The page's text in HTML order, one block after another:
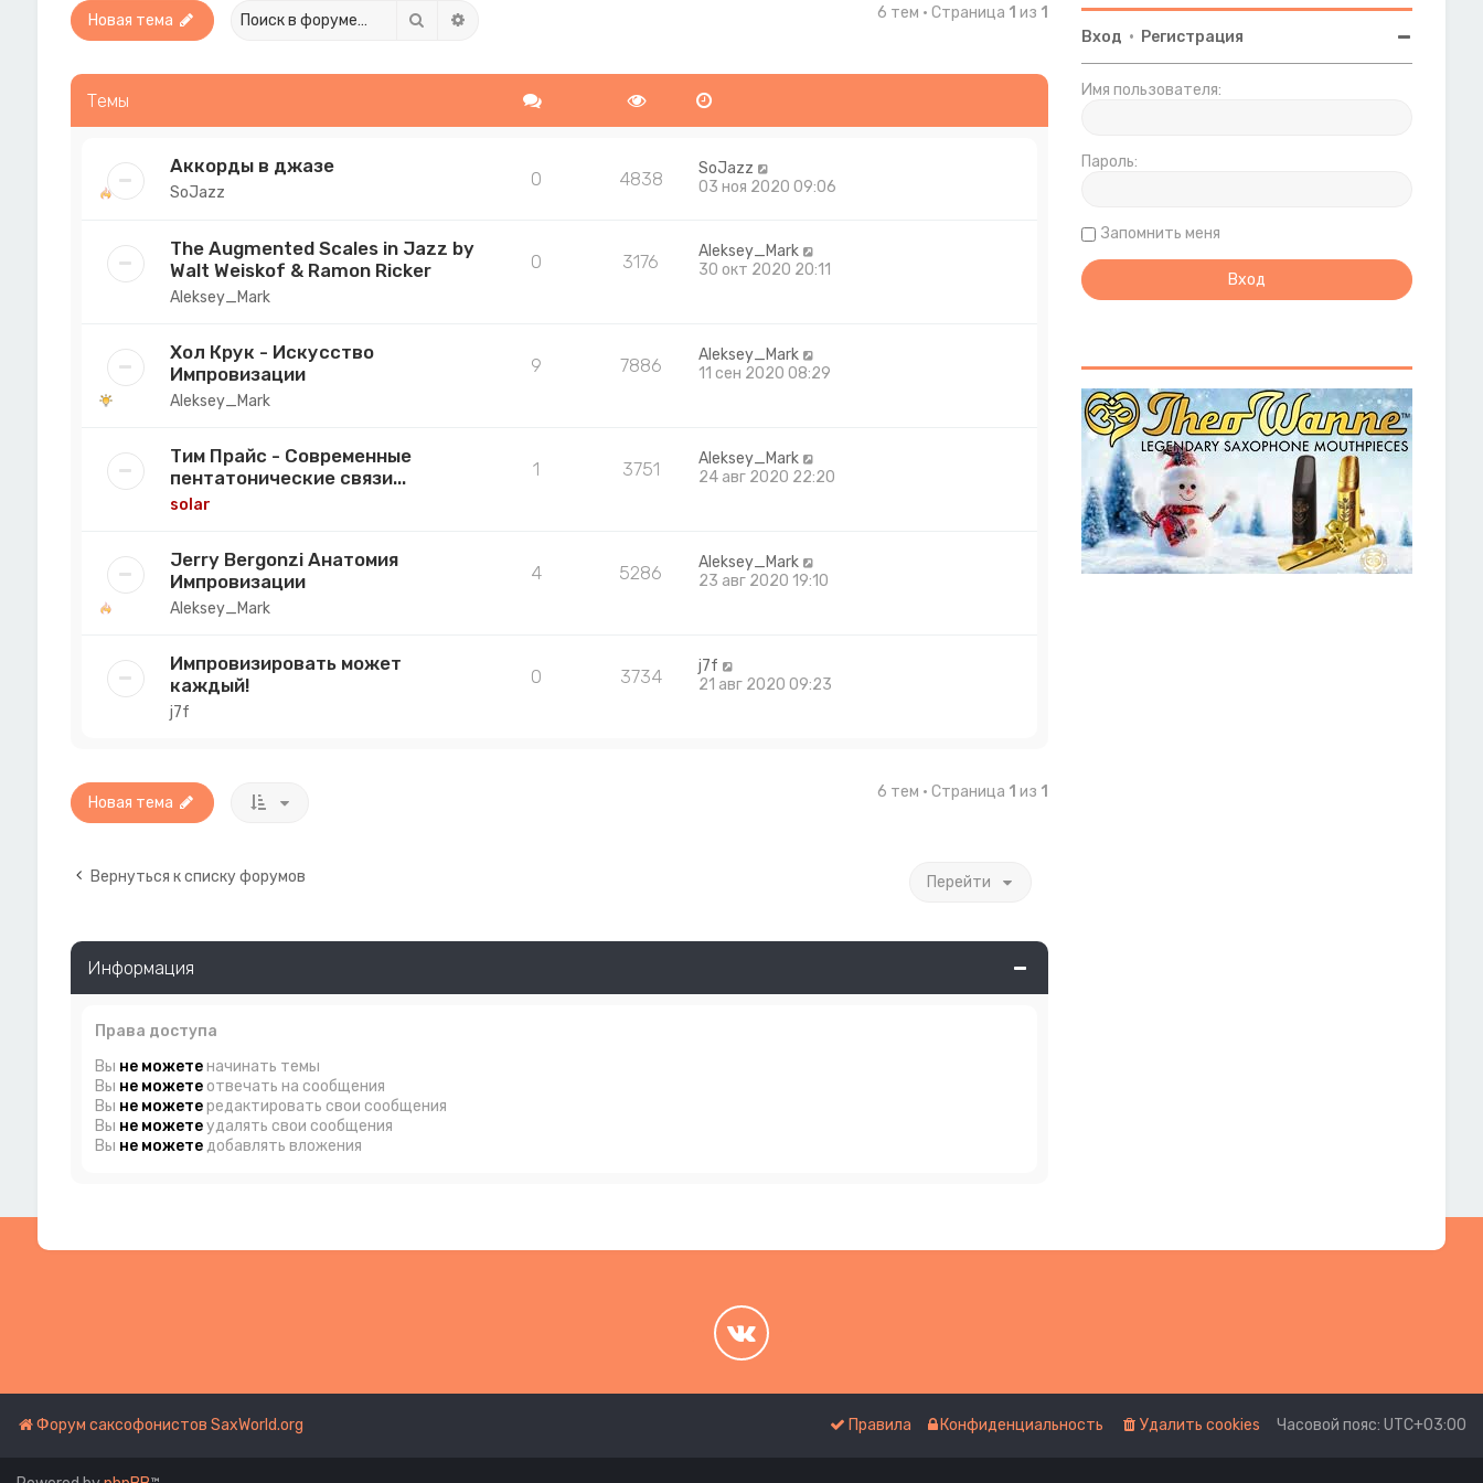
Новая тема Поиск 6 тем • Страница 1 из 1
Темы
Аккорды в джазе
SoJazz
0 4838
SoJazz
03 ноя 2020 09:06
The Augmented Scales in Jazz by
Walt Weiskof & Ramon Ricker
Aleksey_Mark
0 3176
Aleksey_Mark
30 окт 2020 20:11
Хол Крук - Искусство
Импровизации
Aleksey_Mark
9 7886
Aleksey_Mark
11 сен 2020 08:29
Тим Прайс - Современные
пентатонические связи...
solar
1 3751
Aleksey_Mark
24 авг 2020 22:20
Jerry Bergonzi Анатомия
Импровизации
Aleksey_Mark
4 5286
Aleksey_Mark
23 авг 2020 19:10
Импровизировать может
каждый!
j7f
0 3734
j7f
21 авг 2020 09:23
Новая тема
6 тем • Страница 1 из 1
Вернуться к списку форумов Перейти
Информация
Права доступа
Вы не можетеначинать темы
Вы не можетеотвечать на сообщения
Вы не можетередактировать свои сообщения
Вы не можетеудалять свои сообщения
Вы не можетедобавлять вложения
Вход • Регистрация
Имя пользователя:
Пароль:
Запомнить меня
Форум саксофонистов SaxWorld.org Часовой пояс: UTC+03:00
Удалить cookies
Конфиденциальность
Правила